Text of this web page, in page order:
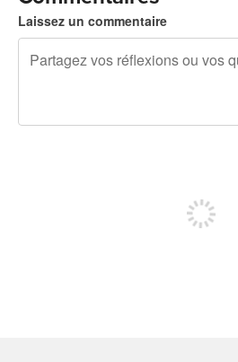
Laissez un commentaire